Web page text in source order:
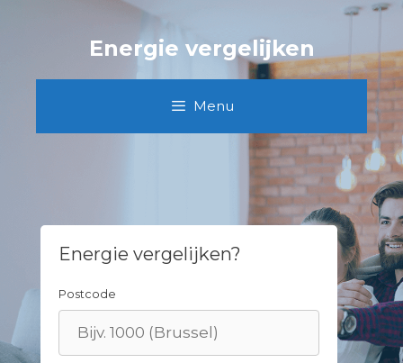
Energie vergelijken
Menu
Energie vergelijken?
Postcode